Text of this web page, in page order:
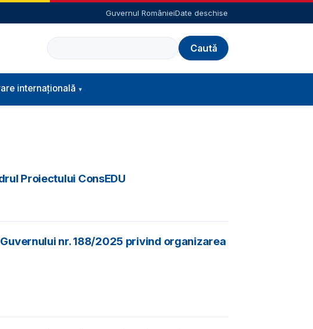
Guvernul RomânieiDate deschise
Caută
internațională
Proiectului ConsEDU
nr. 188/2025 privind organizarea